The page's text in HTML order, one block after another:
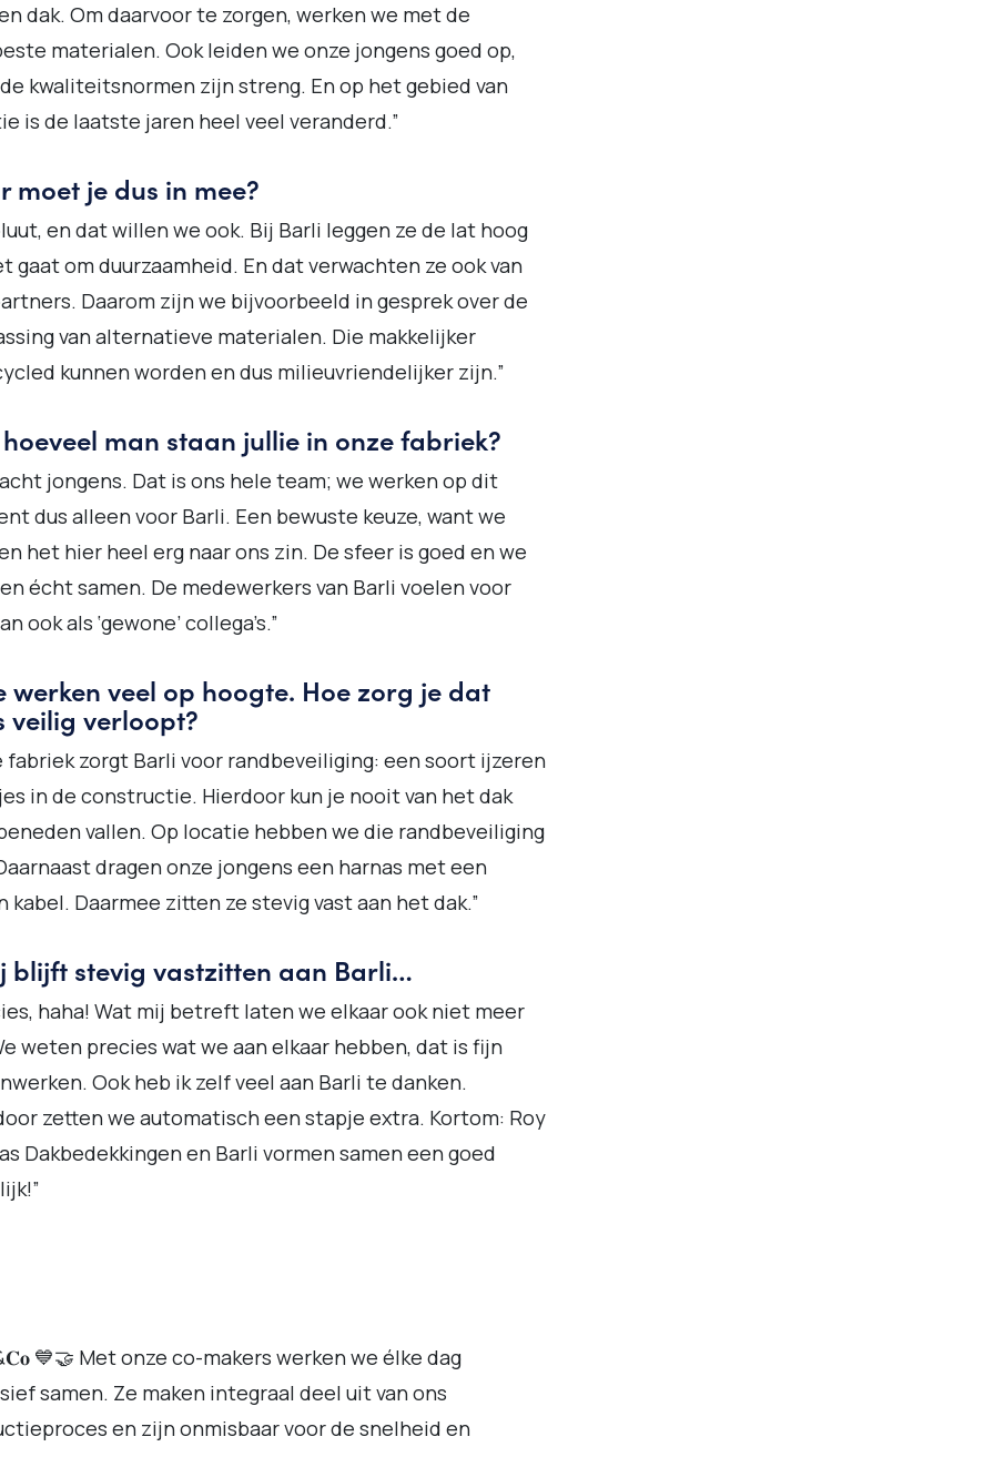
dak. Om daarvoor te zorgen, werken we met de
materialen. Ook leiden we onze jongens goed op,
kwaliteitsnormen zijn streng. En op het gebied van
is de laatste jaren heel veel veranderd.”
moet je dus in mee?
en dat willen we ook. Bij Barli leggen ze de lat hoog
gaat om duurzaamheid. En dat verwachten ze ook van
Daarom zijn we bijvoorbeeld in gesprek over de
van alternatieve materialen. Die makkelijker
kunnen worden en dus milieuvriendelijker zijn.”
man staan jullie in onze fabriek?
jongens. Dat is ons hele team; we werken op dit
dus alleen voor Barli. Een bewuste keuze, want we
het hier heel erg naar ons zin. De sfeer is goed en we
écht samen. De medewerkers van Barli voelen voor
ook als ‘gewone’ collega’s.”
werken veel op hoogte. Hoe zorg je dat
veilig verloopt?
fabriek zorgt Barli voor randbeveiliging: een soort ijzeren
in de constructie. Hierdoor kun je nooit van het dak
vallen. Op locatie hebben we die randbeveiliging
dragen onze jongens een harnas met een
kabel. Daarmee zitten ze stevig vast aan het dak.”
blijft stevig vastzitten aan Barli…
haha! Wat mij betreft laten we elkaar ook niet meer
weten precies wat we aan elkaar hebben, dat is fijn
Ook heb ik zelf veel aan Barli te danken.
zetten we automatisch een stapje extra. Kortom: Roy
Dakbedekkingen en Barli vormen samen een goed
💙🤝 Met onze co-makers werken we élke dag
samen. Ze maken integraal deel uit van ons
en zijn onmisbaar voor de snelheid en